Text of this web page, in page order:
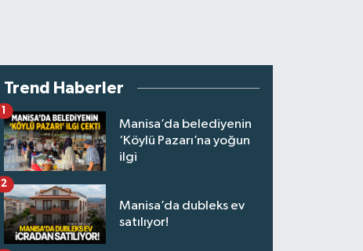
Trend Haberler
Manisa’da belediyenin
‘Köylü Pazarı’na yoğun
ilgi
1
Manisa’da dubleks ev
satılıyor!
2